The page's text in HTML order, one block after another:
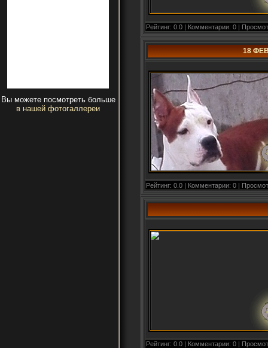
Вы можете посмотреть больше
в нашей фотогаллереи
Рейтинг: 0.0 | Комментарии: 0 |
18
Рейтинг: 0.0 | Комментарии: 0 |
Рейтинг: 0.0 | Комментарии: 0 |